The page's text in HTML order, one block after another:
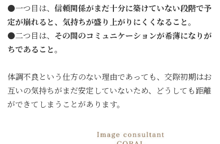
●一つ目は、 信頼関係がまだ十分に築けていない段階で予
定が崩れると、気持ちが盛り上がりにくくなること。
●二つ目は、 その間のコミュニケーションが希薄になりが
ちであること。
体調不良という仕方のない理由であっても、交際初期はお
互いの気持ちがまだ安定していないため、どうしても距離
ができてしまうことがあります。